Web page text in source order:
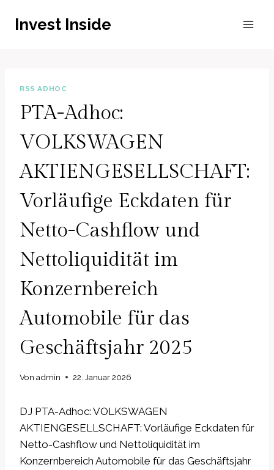
InhaltInvest Inside
RSS ADHOC
PTA-Adhoc:
VOLKSWAGEN
AKTIENGESELLSCHAFT:
Vorläufige Eckdaten für
Netto-Cashflow und
Nettoliquidität im
Konzernbereich
Automobile für das
Geschäftsjahr 2025
Von admin 22. Januar 2026
DJ PTA-Adhoc: VOLKSWAGEN
AKTIENGESELLSCHAFT: Vorläufige Eckdaten für
Netto-Cashflow und Nettoliquidität im
Konzernbereich Automobile für das Geschäftsjahr